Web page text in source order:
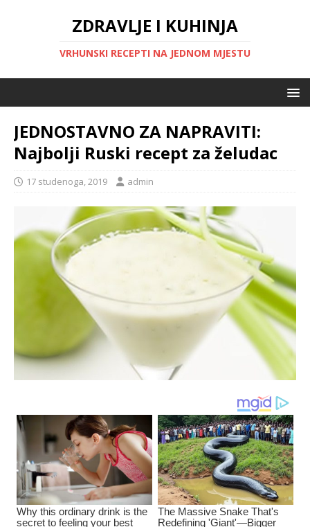
ZDRAVLJE I KUHINJA
VRHUNSKI RECEPTI NA JEDNOM MJESTU
JEDNOSTAVNO ZA NAPRAVITI:
Najbolji Ruski recept za želudac
17 studenoga, 2019 admin